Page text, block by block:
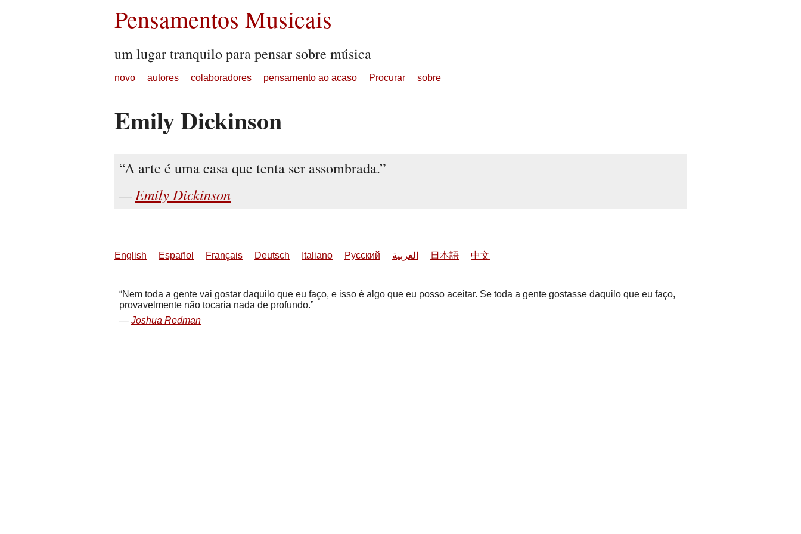
Pensamentos Musicais
um lugar tranquilo para pensar sobre música
novo autores colaboradores pensamento ao acaso Procurar sobre
Emily Dickinson
A arte é uma casa que tenta ser assombrada.
Emily Dickinson
English Español Français Deutsch Italiano Русский العربية 日本語 中文
Nem toda a gente vai gostar daquilo que eu faço, e isso é algo que eu posso aceitar. Se toda a gente gostasse daquilo que eu faço,
provavelmente não tocaria nada de profundo.
Joshua Redman